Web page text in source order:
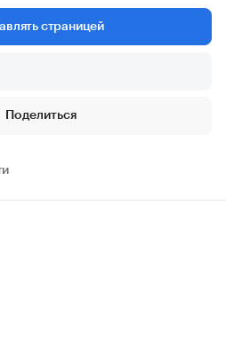
страницей
Поделиться